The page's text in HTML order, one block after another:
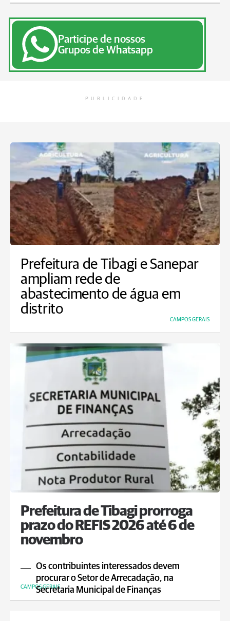
Participe de nossos
Grupos de Whatsapp
PUBLICIDADE
Prefeitura de Tibagi e Sanepar
ampliam rede de
abastecimento de água em
distrito
CAMPOS GERAIS
Prefeitura de Tibagi prorroga
prazo do REFIS 2026 até 6 de
novembro
Os contribuintes interessados devem
procurar o Setor de Arrecadação, na
Secretaria Municipal de Finanças
CAMPOS GERAIS